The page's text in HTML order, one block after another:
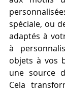
spéciale, ou
adaptés à
à
objets à vos
une source
Cela